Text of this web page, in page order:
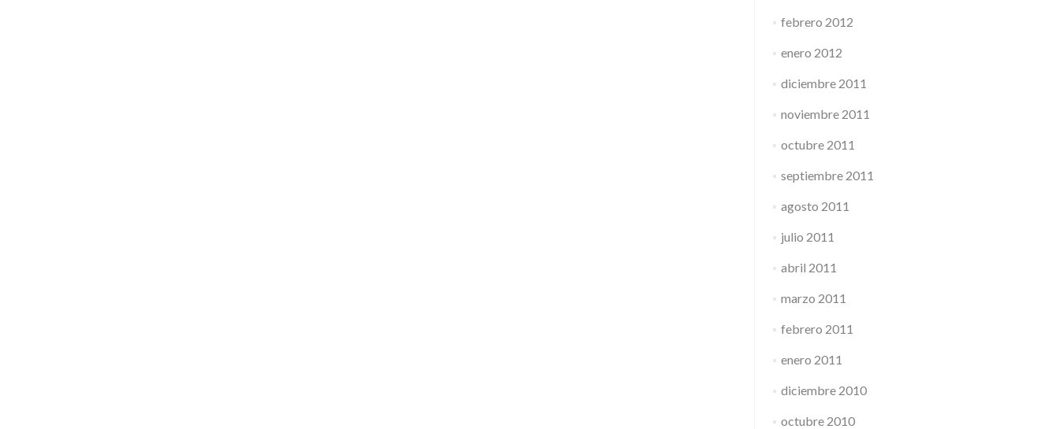
febrero 2012
enero 2012
diciembre 2011
noviembre 2011
octubre 2011
septiembre 2011
agosto 2011
julio 2011
abril 2011
marzo 2011
febrero 2011
enero 2011
diciembre 2010
octubre 2010